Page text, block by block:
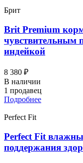
Брит
Brit Premium
чувствительным
индейкой
8 380 ₽
В наличии
1 продавец
Подробнее
Perfect Fit
Perfect Fit
поддержания